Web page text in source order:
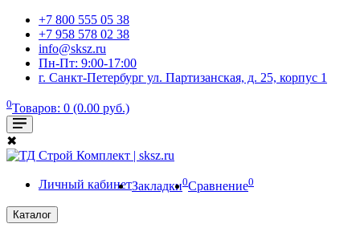
+7 800 555 05 38
+7 958 578 02 38
info@sksz.ru
Пн-Пт: 9:00-17:00
г. Санкт-Петербург ул. Партизанская, д. 25, корпус 1
0Товаров: 0 (0.00 руб.)
✖
Личный кабинетЗакладки0Сравнение0
Каталог